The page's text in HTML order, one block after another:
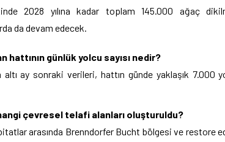
2028 yılına kadar toplam 145.000 ağaç
da devam edecek.
hattının günlük yolcu sayısı nedir?
altı ay sonraki verileri, hattın günde yaklaşık 7.000
çevresel telafi alanları oluşturuldu?
arasında Brenndorfer Bucht bölgesi ve restore